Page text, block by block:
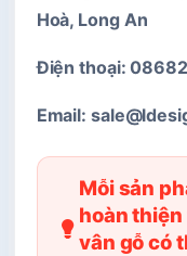
Hoà, Long An
Điện thoại:
Email:
Mỗi sản
hoàn
vân gỗ có